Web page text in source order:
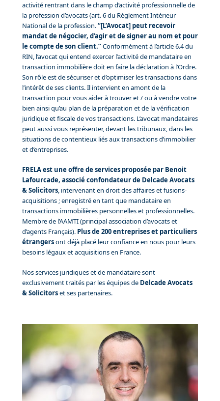
activité rentrant dans le champ d’activité professionnelle de
la profession d’avocats (art. 6 du Règlement Intérieur
National de la profession.“[L’Avocat] peut recevoir
mandat de négocier, d’agir et de signer au nom et pour
le compte de son client.”Conformément à l’article 6.4 du
RIN, l’avocat qui entend exercer l’activité de mandataire en
transaction immobilière doit en faire la déclaration à l’Ordre.
Son rôle est de sécuriser et d’optimiser les transactions dans
l’intérêt de ses clients. Il intervient en amont de la
transaction pour vous aider à trouver et / ou à vendre votre
bien ainsi qu’au plan de la préparation et de la vérification
juridique et fiscale de vos transactions. L’avocat mandataires
peut aussi vous représenter, devant les tribunaux, dans les
situations de contentieux liés aux transactions d’immobilier
et d’entreprises.
FRELA est une offre de services proposée par Benoit
Lafourcade, associé confondateur de Delcade Avocats
& Solicitors, intervenant en droit des affaires et fusions-
acquisitions ; enregistré en tant que mandataire en
transactions immobilières personnelles et professionnelles.
Membre de l’AAMTI (principal association d’avocats et
d’agents Français). Plus de 200 entreprises et particuliers
étrangersont déjà placé leur confiance en nous pour leurs
besoins légaux et acquisitions en France.
Nos services juridiques et de mandataire sont
exclusivement traités par les équipes de Delcade Avocats
& Solicitorset ses partenaires.